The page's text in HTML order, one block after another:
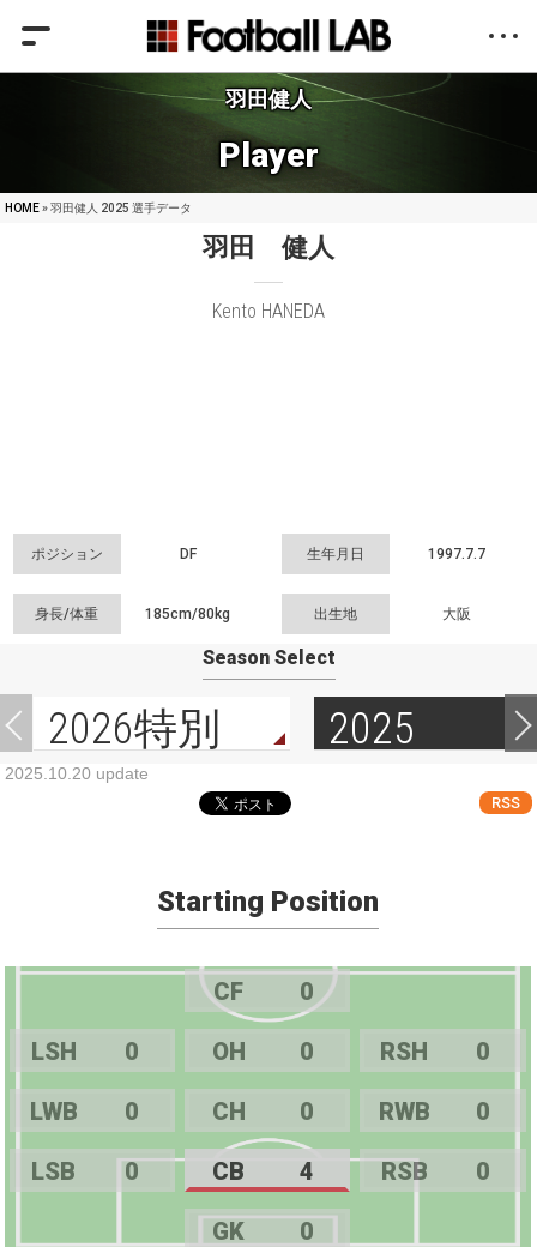
羽田健人
Player
HOME» 羽田健人 2025 選手データ
羽田 健人
Kento HANEDA
ポジション DF 生年月日 1997.7.7
身長/体重 185cm/80kg 出生地 大阪
Season Select
2026特別 2025
2025.10.20 update
RSS
Starting Position
CF 0
LSH 0 OH 0 RSH 0
LWB 0 CH 0 RWB 0
LSB 0 CB 4 RSB 0
GK 0